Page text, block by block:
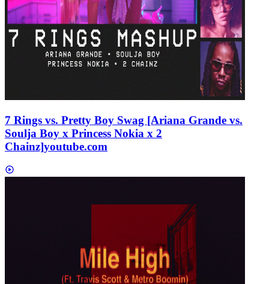
7 Rings vs. Pretty Boy Swag [Ariana Grande vs.
Soulja Boy x Princess Nokia x 2
Chainz]youtube.com